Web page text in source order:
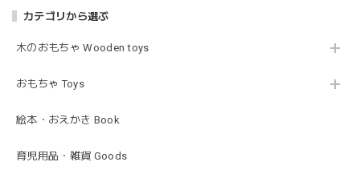
カテゴリから選ぶ
木のおもちゃ Wooden toys
おもちゃ Toys
絵本・おえかき Book
育児用品・雑貨 Goods
この度は迅速丁寧な対応をありがとうございました(^^) 梱包